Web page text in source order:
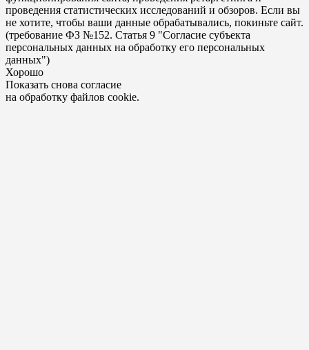
проведения статистических исследований и обзоров. Если вы
не хотите, чтобы ваши данные обрабатывались, покиньте сайт.
(требование ФЗ №152. Статья 9 "Согласие субъекта
персональных данных на обработку его персональных
данных")
Хорошо
Показать снова согласие
на обработку файлов cookie.